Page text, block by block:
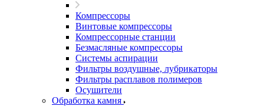
Компрессоры
Винтовые компрессоры
Компрессорные станции
Безмасляные компрессоры
Системы аспирации
Фильтры воздушные, лубрикаторы
Фильтры расплавов полимеров
Осушители
Обработка камня